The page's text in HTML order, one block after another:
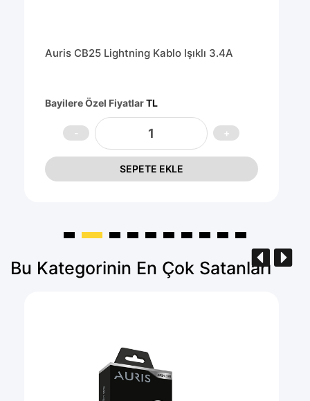
Auris CB25 Lightning Kablo Işıklı 3.4A
Bayilere Özel FiyatlarTL
SEPETE EKLE
Bu Kategorinin En Çok Satanları